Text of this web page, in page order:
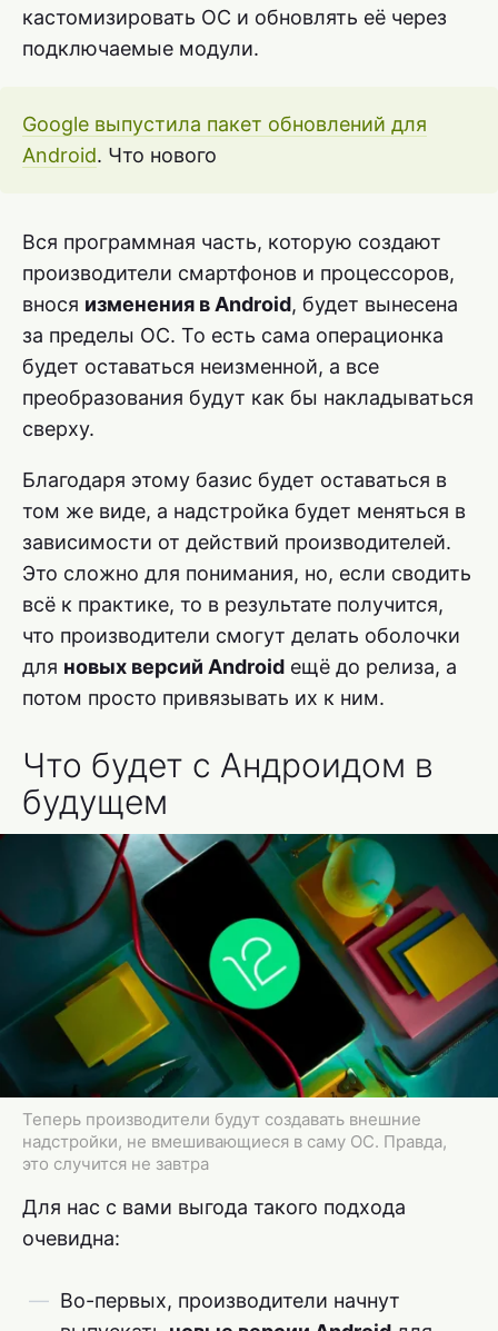
кастомизировать ОС и обновлять её через
подключаемые модули.
Google выпустила пакет обновлений для
Android. Что нового
Вся программная часть, которую создают
производители смартфонов и процессоров,
внося изменения в Android, будет вынесена
за пределы ОС. То есть сама операционка
будет оставаться неизменной, а все
преобразования будут как бы накладываться
сверху.
Благодаря этому базис будет оставаться в
том же виде, а надстройка будет меняться в
зависимости от действий производителей.
Это сложно для понимания, но, если сводить
всё к практике, то в результате получится,
что производители смогут делать оболочки
для новых версий Android ещё до релиза, а
потом просто привязывать их к ним.
Что будет с Андроидом в
будущем
Теперь производители будут создавать внешние
надстройки, не вмешивающиеся в саму ОС. Правда,
это случится не завтра
Для нас с вами выгода такого подхода
очевидна:
Во-первых, производители начнут